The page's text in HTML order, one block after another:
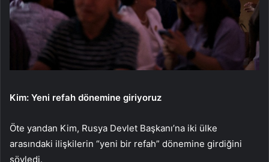
Kim: Yeni refah dönemine giriyoruz
Öte yandan Kim, Rusya Devlet Başkanı’na iki ülke
arasındaki ilişkilerin “yeni bir refah” dönemine girdiğini
söyledi.